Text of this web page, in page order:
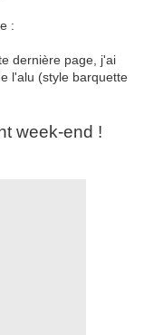
:
dernière page, j'ai
l'alu (style barquette
week-end !